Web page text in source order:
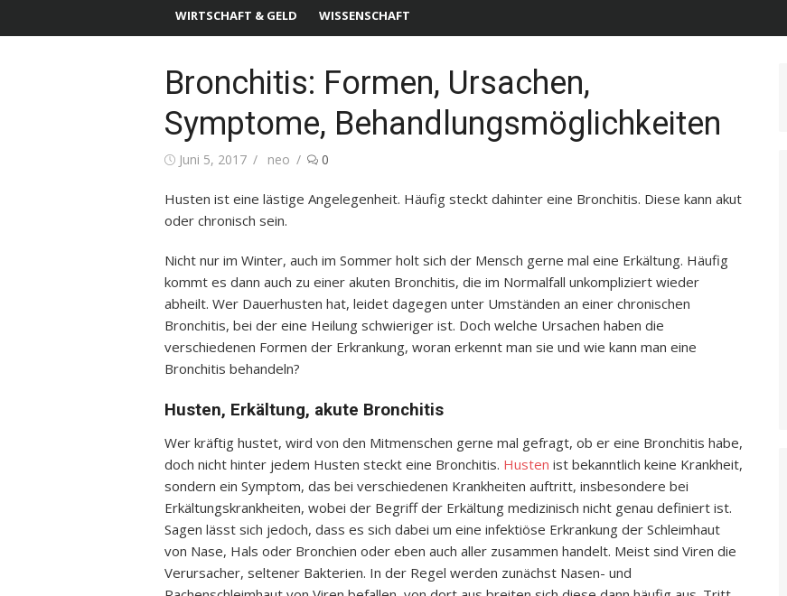
WIRTSCHAFT & GELD WISSENSCHAFT
Bronchitis: Formen, Ursachen,
Symptome, Behandlungsmöglichkeiten
Posted
Juni 5, 2017 Author
neo 0
Husten ist eine lästige Angelegenheit. Häufig steckt dahinter eine Bronchitis. Diese kann akut
oder chronisch sein.
Nicht nur im Winter, auch im Sommer holt sich der Mensch gerne mal eine Erkältung. Häufig
kommt es dann auch zu einer akuten Bronchitis, die im Normalfall unkompliziert wieder
abheilt. Wer Dauerhusten hat, leidet dagegen unter Umständen an einer chronischen
Bronchitis, bei der eine Heilung schwieriger ist. Doch welche Ursachen haben die
verschiedenen Formen der Erkrankung, woran erkennt man sie und wie kann man eine
Bronchitis behandeln?
Husten, Erkältung, akute Bronchitis
Wer kräftig hustet, wird von den Mitmenschen gerne mal gefragt, ob er eine Bronchitis habe,
doch nicht hinter jedem Husten steckt eine Bronchitis. Husten ist bekanntlich keine Krankheit,
sondern ein Symptom, das bei verschiedenen Krankheiten auftritt, insbesondere bei
Erkältungskrankheiten, wobei der Begriff der Erkältung medizinisch nicht genau definiert ist.
Sagen lässt sich jedoch, dass es sich dabei um eine infektiöse Erkrankung der Schleimhaut
von Nase, Hals oder Bronchien oder eben auch aller zusammen handelt. Meist sind Viren die
Verursacher, seltener Bakterien. In der Regel werden zunächst Nasen- und